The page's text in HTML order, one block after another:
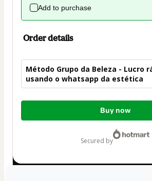
Add to purchase
Order details
Método Grupo da Beleza - Lucro
usando o whatsapp da estética
Total
Buy now
secured by